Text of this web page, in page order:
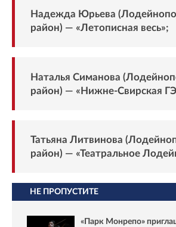
Надежда Юрьева
район) — «Летописная весь»;
Наталья Симанова
район) — «Нижне-Свирская
Татьяна Литвинова
район) — «Театральное
НЕ ПРОПУСТИТЕ
«Парк Монрепо»